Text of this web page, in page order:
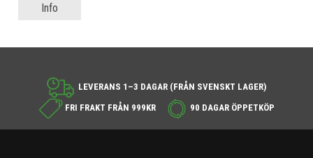
Info
LEVERANS 1–3 DAGAR (FRÅN SVENSKT LAGER)
FRI FRAKT FRÅN 999KR
90 DAGAR ÖPPETKÖP